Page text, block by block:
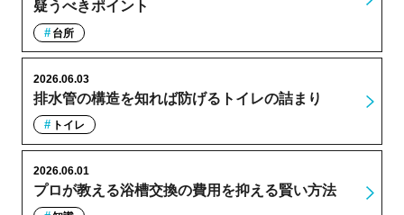
疑うべきポイント
台所
排水管の構造を知れば防げるトイレの詰まり
2026.06.03
トイレ
プロが教える浴槽交換の費用を抑える賢い方法
2026.06.01